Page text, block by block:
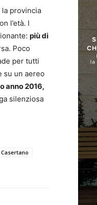
provincia
l’età. I
più di
Poco
per tutti
su un aereo
anno 2016,
silenziosa